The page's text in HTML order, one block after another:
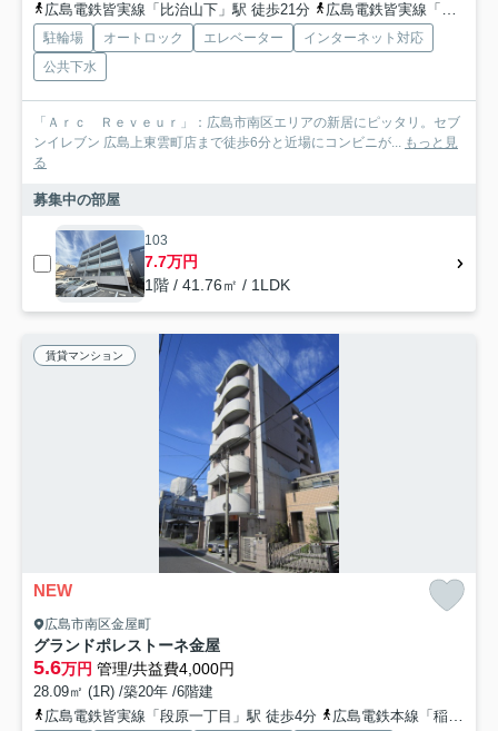
広島電鉄皆実線「比治山下」駅 徒歩21分
広島電鉄皆実線「段原一丁目」駅 徒歩23分
駐輪場 オートロック エレベーター
インターネット対応
公共下水
「Ａｒｃ Ｒｅｖｅｕｒ」：広島市南区エリアの新居にピッタリ。セブ
ンイレブン 広島上東雲町店まで徒歩6分と近場にコンビニが... もっと見
る
募集中の部屋
103
7.7万円
1階 / 41.76㎡ / 1LDK
賃貸マンション
NEW
広島市南区金屋町
グランドポレストーネ金屋
5.6万円 管理/共益費4,000円
28.09㎡ (1R) /築20年 /6階建
広島電鉄皆実線「段原一丁目」駅 徒歩4分
広島電鉄本線「稲荷町」駅 徒歩4分